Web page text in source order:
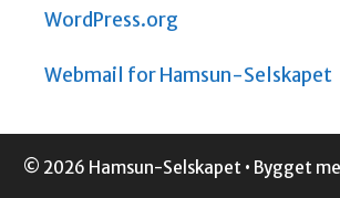
WordPress.org
Webmail for Hamsun-Selskapet
© 2026 Hamsun-Selskapet • Bygget